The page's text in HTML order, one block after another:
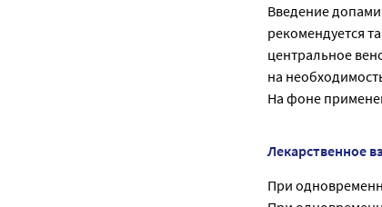
Введение
рекомендуется
центральное
на
На фоне
Лекарственное
При